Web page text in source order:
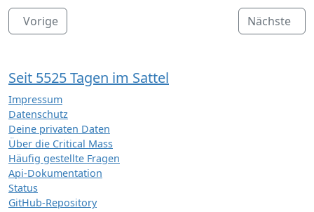
Vorige Nächste
Seit 5525 Tagen im Sattel
Impressum
Datenschutz
Deine privaten Daten
Über die Critical Mass
Häufig gestellte Fragen
Api-Dokumentation
Status
GitHub-Repository